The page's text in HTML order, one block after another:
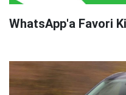
WhatsApp'a Favori